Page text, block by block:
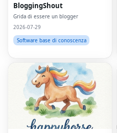
BloggingShout
Grida di essere un blogger
2026-07-29
Software base di conoscenza